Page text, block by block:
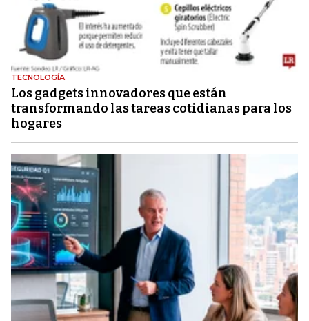
TECNOLOGÍA
Los gadgets innovadores que están
transformando las tareas cotidianas para los
hogares